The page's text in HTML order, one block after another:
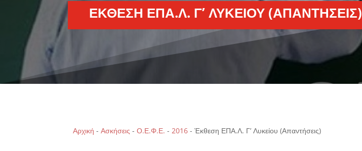
ΈΚΘΕΣΗ ΕΠΑ.Λ. Γ’ ΛΥΚΕΊΟΥ (ΑΠΑΝΤΉΣΕΙΣ)
Αρχική -Ασκήσεις -Ο.Ε.Φ.Ε. -2016 -Έκθεση ΕΠΑ.Λ. Γ’ Λυκείου (Απαντήσεις)